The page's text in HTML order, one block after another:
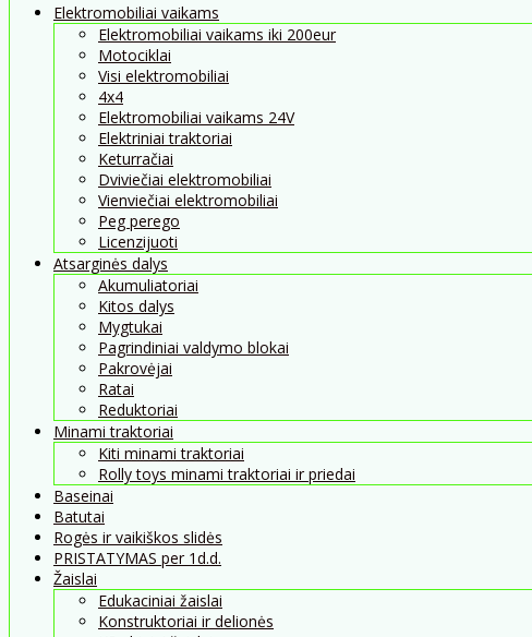
Elektromobiliai vaikams
Elektromobiliai vaikams iki 200eur
Motociklai
Visi elektromobiliai
4x4
Elektromobiliai vaikams 24V
Elektriniai traktoriai
Keturračiai
Dviviečiai elektromobiliai
Vienviečiai elektromobiliai
Peg perego
Licenzijuoti
Atsarginės dalys
Akumuliatoriai
Kitos dalys
Mygtukai
Pagrindiniai valdymo blokai
Pakrovėjai
Ratai
Reduktoriai
Minami traktoriai
Kiti minami traktoriai
Rolly toys minami traktoriai ir priedai
Baseinai
Batutai
Rogės ir vaikiškos slidės
PRISTATYMAS per 1d.d.
Žaislai
Edukaciniai žaislai
Konstruktoriai ir delionės